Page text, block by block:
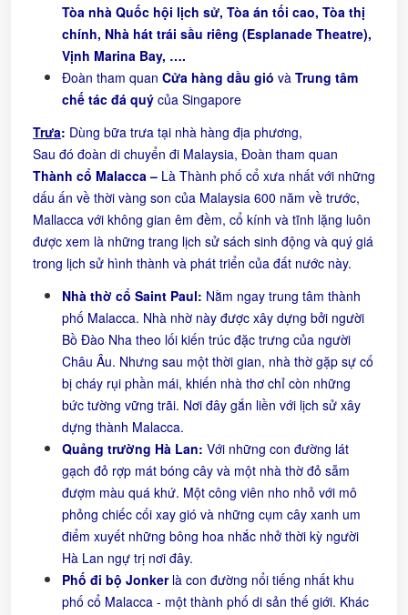
Tòa nhà Quốc hội lịch sử, Tòa án tối cao, Tòa thị
chính, Nhà hát trái sầu riêng (Esplanade Theatre),
Vịnh Marina Bay, ….
Đoàn tham quan Cửa hàng dầu gió và Trung tâm
chế tác đá quý của Singapore
Trưa: Dùng bữa trưa tại nhà hàng địa phương,
Sau đó đoàn di chuyển đi Malaysia, Đoàn tham quan
Thành cổ Malacca – Là Thành phố cổ xưa nhất với những
dấu ấn về thời vàng son của Malaysia 600 năm về trước,
Mallacca với không gian êm đềm, cổ kính và tĩnh lặng luôn
được xem là những trang lịch sử sách sinh động và quý giá
trong lịch sử hình thành và phát triển của đất nước này.
Nhà thờ cổ Saint Paul: Nằm ngay trung tâm thành
phố Malacca. Nhà nhờ này được xây dựng bởi người
Bồ Đào Nha theo lối kiến trúc đặc trưng của người
Châu Âu. Nhưng sau một thời gian, nhà thờ gặp sự cố
bị cháy rụi phần mái, khiến nhà thơ chỉ còn những
bức tường vững trãi. Nơi đây gắn liền với lịch sử xây
dựng thành Malacca.
Quảng trường Hà Lan: Với những con đường lát
gạch đỏ rợp mát bóng cây và một nhà thờ đỏ sẫm
đượm màu quá khứ. Một công viên nho nhỏ với mô
phỏng chiếc cối xay gió và những cụm cây xanh um
điểm xuyết những bông hoa nhắc nhở thời kỳ người
Hà Lan ngự trị nơi đây.
Phố đi bộ Jonkerlà con đường nổi tiếng nhất khu
phố cổ Malacca - một thành phố di sản thế giới. Khác